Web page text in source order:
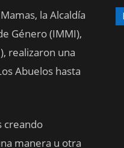
la Alcaldía
Género (IMMI),
realizaron una
Abuelos hasta
creando
manera u otra